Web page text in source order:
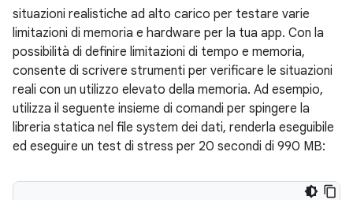
situazioni realistiche ad alto carico per testare varie
limitazioni di memoria e hardware per la tua app. Con la
possibilità di definire limitazioni di tempo e memoria,
consente di scrivere strumenti per verificare le situazioni
reali con un utilizzo elevato della memoria. Ad esempio,
utilizza il seguente insieme di comandi per spingere la
libreria statica nel file system dei dati, renderla eseguibile
ed eseguire un test di stress per 20 secondi di 990 MB: